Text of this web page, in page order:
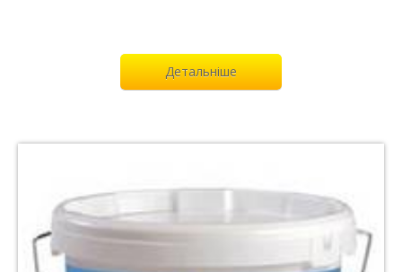
Детальніше